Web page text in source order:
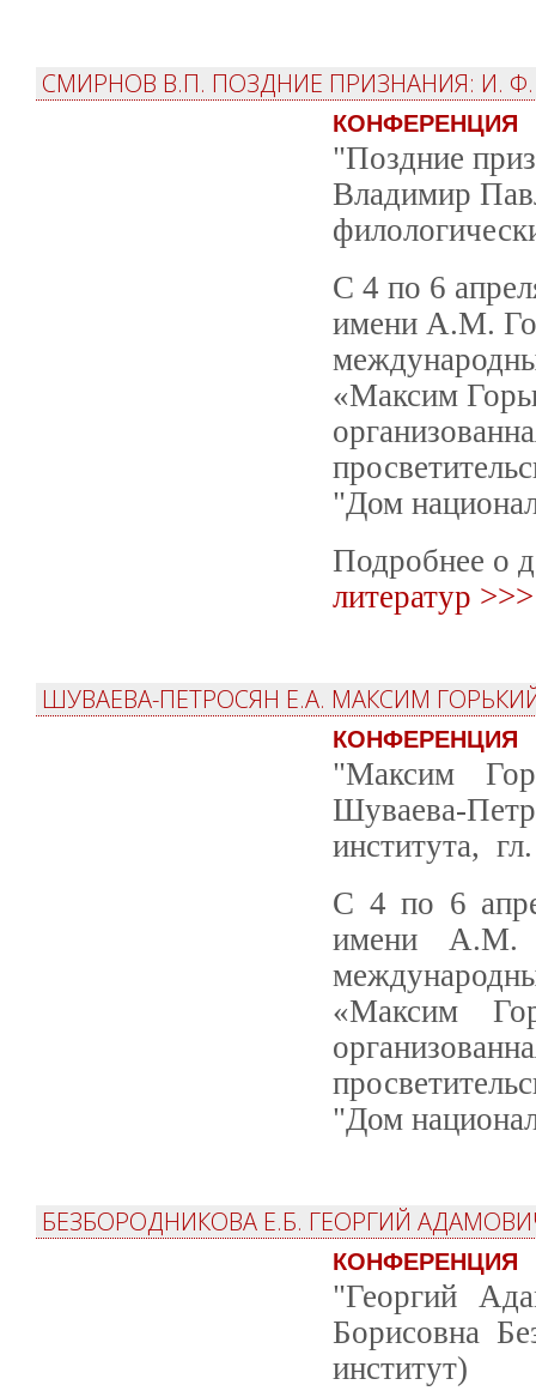
СМИРНОВ В.П. ПОЗДНИЕ ПРИЗНАНИЯ: И.
КОНФЕРЕНЦИЯ
"Поздние
Владимир
С 4 по 6
имени А.М.
«Максим
"Дом
Подробнее о
литератур >>>
ШУВАЕВА-ПЕТРОСЯН Е.А. МАКСИМ
КОНФЕРЕНЦИЯ
"Максим
Шуваева-
института,
С 4 по 6
имени А.М.
«Максим
"Дом
БЕЗБОРОДНИКОВА Е.Б. ГЕОРГИЙ
КОНФЕРЕНЦИЯ
"Георгий
Борисовна
институт)